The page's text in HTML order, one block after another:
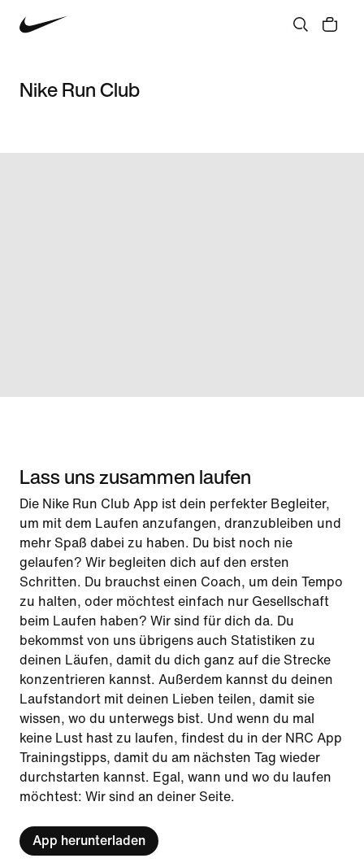
Nike Run Club
Lass uns zusammen laufen
Die Nike Run Club App ist dein perfekter Begleiter,
um mit dem Laufen anzufangen, dranzubleiben und
mehr Spaß dabei zu haben. Du bist noch nie
gelaufen? Wir begleiten dich auf den ersten
Schritten. Du brauchst einen Coach, um dein Tempo
zu halten, oder möchtest einfach nur Gesellschaft
beim Laufen haben? Wir sind für dich da. Du
bekommst von uns übrigens auch Statistiken zu
deinen Läufen, damit du dich ganz auf die Strecke
konzentrieren kannst. Außerdem kannst du deinen
Laufstandort mit deinen Lieben teilen, damit sie
wissen, wo du unterwegs bist. Und wenn du mal
keine Lust hast zu laufen, findest du in der NRC App
Trainingstipps, damit du am nächsten Tag wieder
durchstarten kannst. Egal, wann und wo du laufen
möchtest: Wir sind an deiner Seite.
App herunterladen